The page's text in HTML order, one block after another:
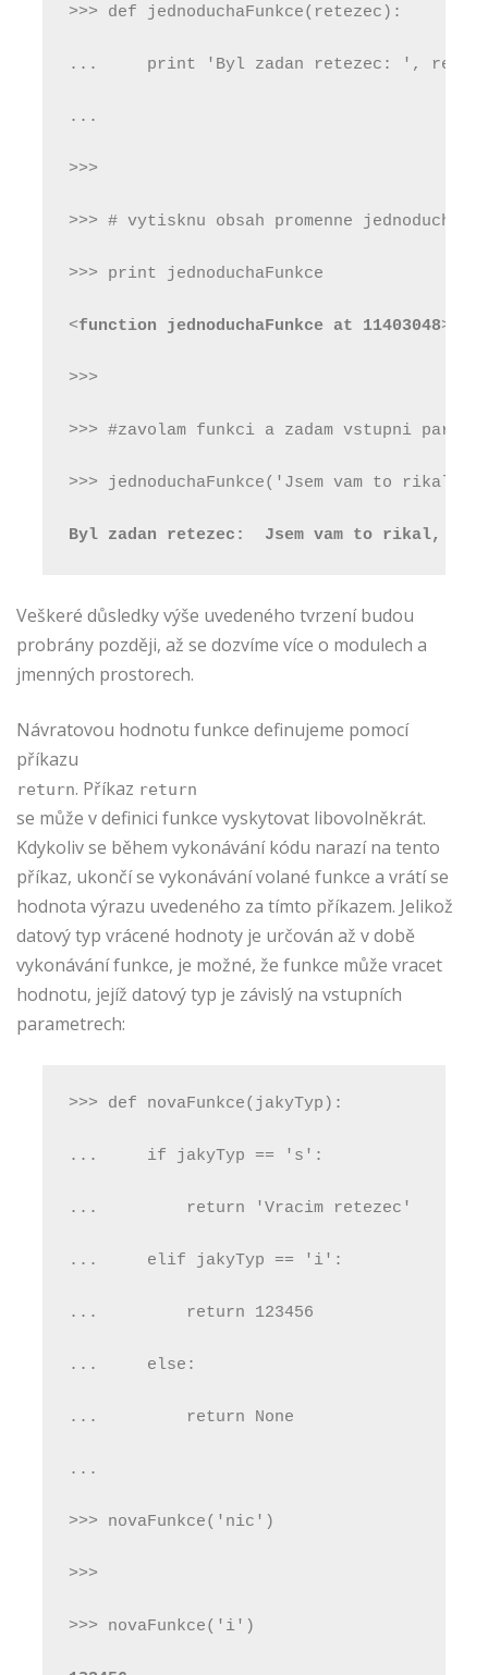
>>> def jednoduchaFunkce(retezec):
...     print 'Byl zadan retezec: ',
...
>>>
>>> # vytisknu obsah promenne
>>> print jednoduchaFunkce
<function jednoduchaFunkce at 11403048>
>>>
>>> #zavolam funkci a zadam vstupni
>>> jednoduchaFunkce('Jsem vam to rikal,
Byl zadan retezec:  Jsem vam to rikal,
Veškeré důsledky výše uvedeného tvrzení budou
probrány později, až se dozvíme více o modulech a
jmenných prostorech.
Návratovou hodnotu funkce definujeme pomocí
příkazu
return. Příkaz return
se může v definici funkce vyskytovat libovolněkrát.
Kdykoliv se během vykonávání kódu narazí na tento
příkaz, ukončí se vykonávání volané funkce a vrátí se
hodnota výrazu uvedeného za tímto příkazem. Jelikož
datový typ vrácené hodnoty je určován až v době
vykonávání funkce, je možné, že funkce může vracet
hodnotu, jejíž datový typ je závislý na vstupních
parametrech:
>>> def novaFunkce(jakyTyp):
...     if jakyTyp == 's':
...         return 'Vracim retezec'
...     elif jakyTyp == 'i':
...         return 123456
...     else:
...         return None
...
>>> novaFunkce('nic')
>>>
>>> novaFunkce('i')